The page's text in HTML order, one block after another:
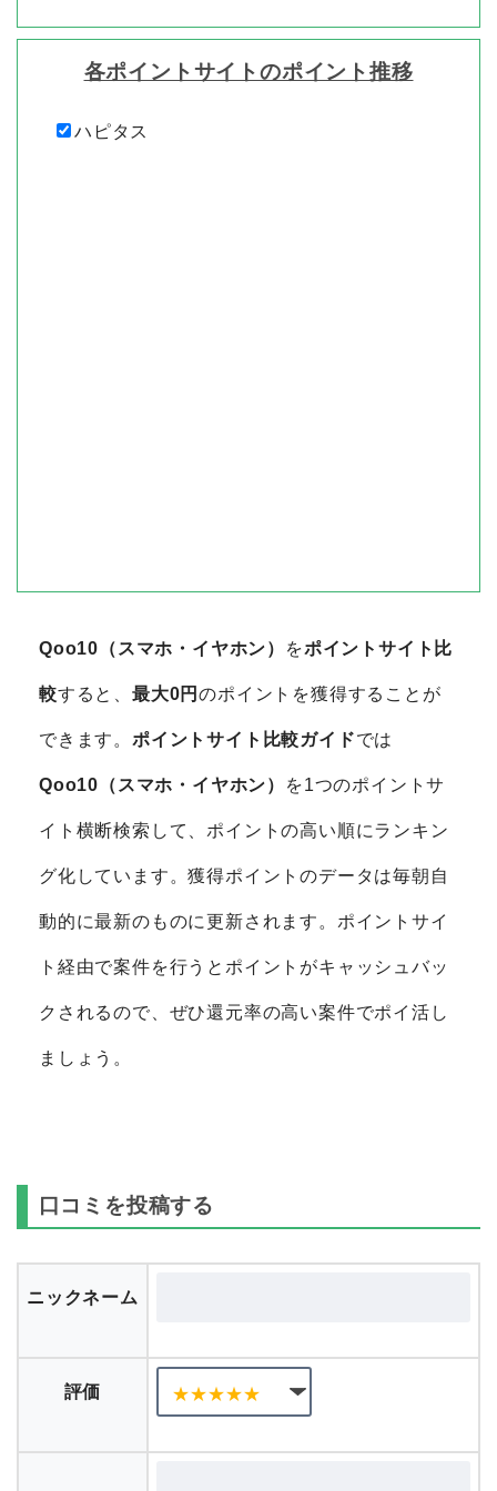
各ポイントサイトのポイント推移
ハピタス
Qoo10（スマホ・イヤホン） をポイントサイト比
較すると、最大0円のポイントを獲得することが
できます。 ポイントサイト比較ガイドでは
Qoo10（スマホ・イヤホン） を1つのポイントサ
イト横断検索して、ポイントの高い順にランキン
グ化しています。獲得ポイントのデータは毎朝自
動的に最新のものに更新されます。ポイントサイ
ト経由で案件を行うとポイントがキャッシュバッ
クされるので、ぜひ還元率の高い案件でポイ活し
ましょう。
口コミを投稿する
ニックネーム
評価